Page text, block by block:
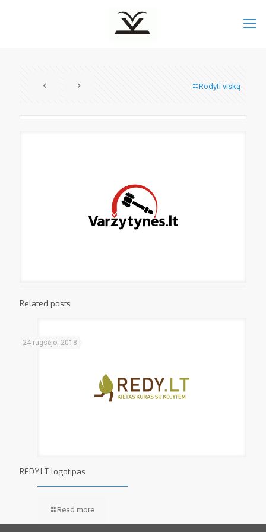
Rodyti viską
Related posts
24 rugsėjo, 2018
REDY.LT logotipas
Read more